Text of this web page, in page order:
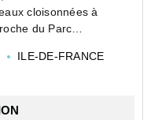
cloisonnées à
du Parc
et transports en...
ILE-DE-FRANCE